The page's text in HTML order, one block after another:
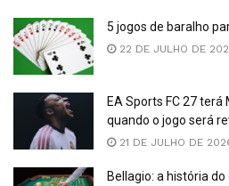
5 jogos de baralho
22 DE JULHO DE
EA Sports FC 27 terá
quando o jogo será
21 DE JULHO DE
Bellagio: a história